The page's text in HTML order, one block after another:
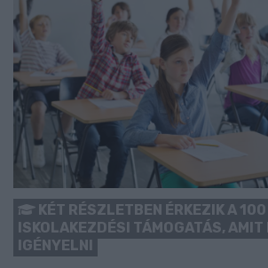
KÉT RÉSZLETBEN ÉRKEZIK A
ISKOLAKEZDÉSI TÁMOGATÁS, AMIT
IGÉNYELNI